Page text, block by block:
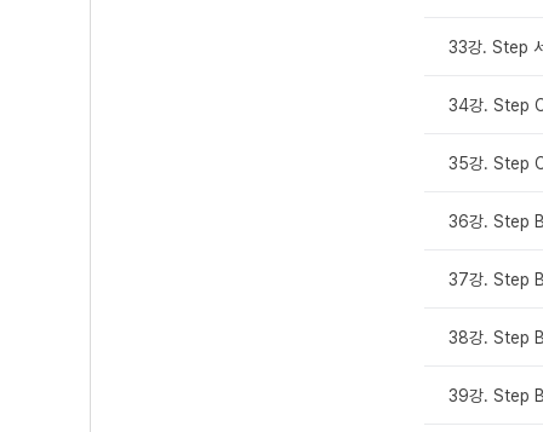
33강. Step
34강. Step
35강. Step
36강. Step
37강. Step
38강. Step
39강. Step